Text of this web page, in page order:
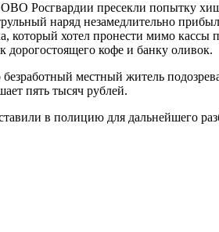
Росгвардии пресекли попытку
наряд незамедлительно
который хотел пронести мимо кассы
дорогостоящего кофе и банку оливок.
местный житель
пять тысяч рублей.
в полицию для дальнейшего